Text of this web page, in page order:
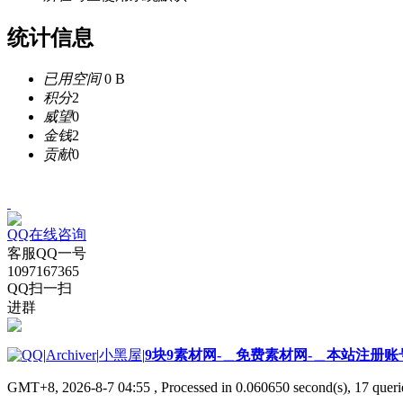
统计信息
已用空间0 B
积分2
威望0
金钱2
贡献0
QQ在线咨询
客服QQ一号
1097167365
QQ扫一扫
进群
|Archiver|小黑屋|9块9素材网-＿免费素材网-＿本站注册账
GMT+8, 2026-8-7 04:55 , Processed in 0.060650 second(s), 17